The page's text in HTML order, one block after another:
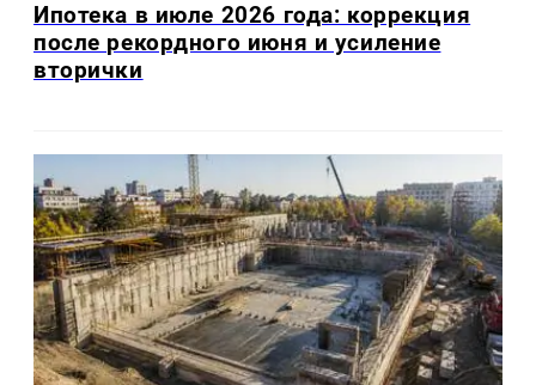
Ипотека в июле 2026 года: коррекция
после рекордного июня и усиление
вторички